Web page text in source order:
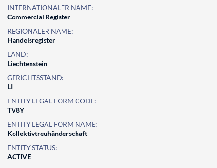
INTERNATIONALER NAME:
Commercial Register
REGIONALER NAME:
Handelsregister
LAND:
Liechtenstein
GERICHTSSTAND:
LI
ENTITY LEGAL FORM CODE:
TV8Y
ENTITY LEGAL FORM NAME:
Kollektivtreuhänderschaft
ENTITY STATUS:
ACTIVE